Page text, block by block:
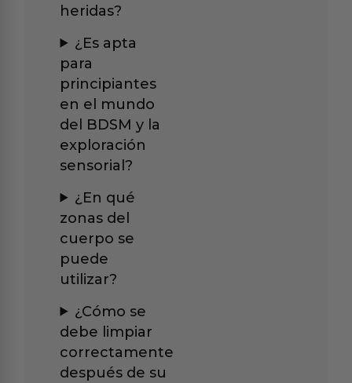
heridas?
¿Es apta
para
principiantes
en el mundo
del BDSM y la
exploración
sensorial?
¿En qué
zonas del
cuerpo se
puede
utilizar?
¿Cómo se
debe limpiar
correctamente
después de su